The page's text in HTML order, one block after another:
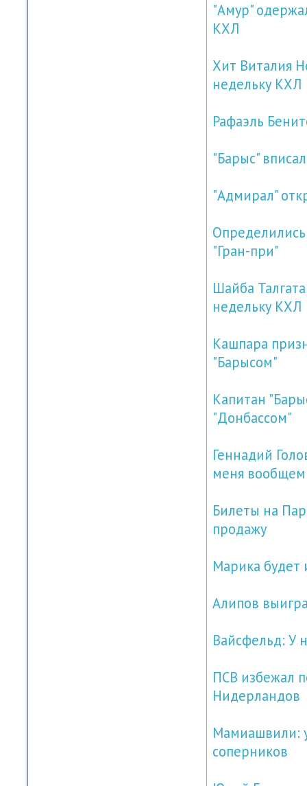
"Амур"
КХЛ
Хит Виталия
недельку КХЛ
Рафаэль
"Барыс"
"Адмирал"
"Гран-при"
Шайба
недельку КХЛ
Кашпара
"Барысом"
Капитан
"Донбассом"
Геннадий
меня
Билеты на
продажу
Марика будет
Алипов
Вайсфельд: У
ПСВ избежал
Нидерландов
Мамиашвили:
соперников